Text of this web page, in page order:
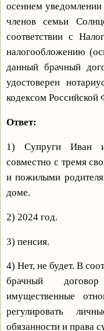
осеннем
членов семьи
соответствии с
налогообложению
данный брачный
удостоверен
кодексом Российской
Ответ:
1) Супруги Иван
совместно с тремя
и пожилыми
доме.
2) 2024 год.
3) пенсия.
4) Нет, не будет. В
брачный договор
имущественные
регулировать
обязанности и права